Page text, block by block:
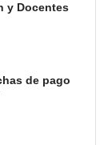
y Docentes
de pago